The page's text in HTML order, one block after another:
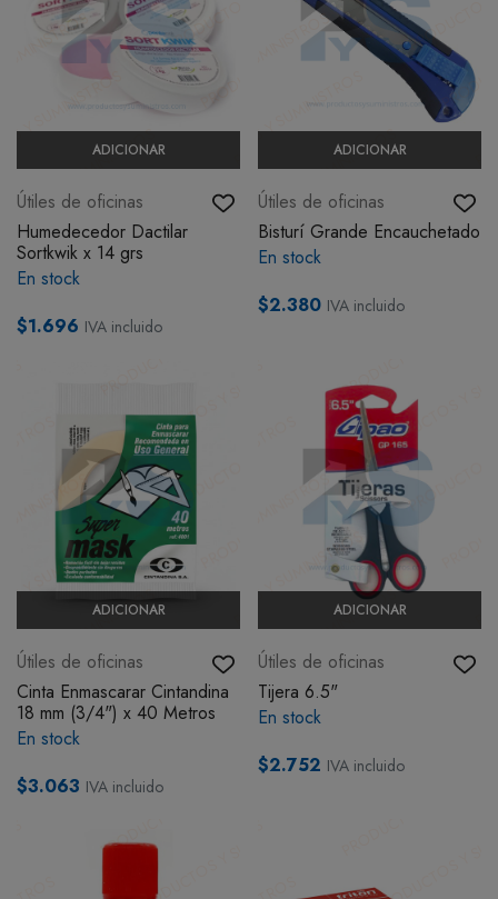
ADICIONAR
Útiles de oficinas
Humedecedor Dactilar
Sortkwik x 14 grs
En stock
$1.696 IVA incluido
ADICIONAR
Útiles de oficinas
Bisturí Grande Encauchetado
En stock
$2.380 IVA incluido
ADICIONAR
Útiles de oficinas
Cinta Enmascarar Cintandina
18 mm (3/4") x 40 Metros
En stock
$3.063 IVA incluido
ADICIONAR
Útiles de oficinas
Tijera 6.5"
En stock
$2.752 IVA incluido